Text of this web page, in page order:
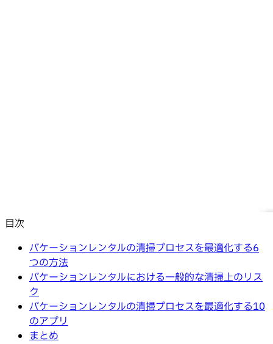
目次
バケーションレンタルの清掃プロセスを最適化する6
つの方法
バケーションレンタルにおける一般的な清掃上のリス
ク
バケーションレンタルの清掃プロセスを最適化する10
のアプリ
まとめ